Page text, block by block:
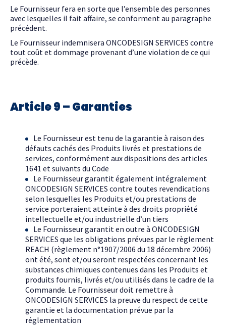
Le Fournisseur fera en sorte que l’ensemble des personnes
avec lesquelles il fait affaire, se conforment au paragraphe
précédent.
Le Fournisseur indemnisera ONCODESIGN SERVICES contre
tout coût et dommage provenant d’une violation de ce qui
précède.
Article 9 – Garanties
Le Fournisseur est tenu de la garantie à raison des
défauts cachés des Produits livrés et prestations de
services, conformément aux dispositions des articles
1641 et suivants du Code
Le Fournisseur garantit également intégralement
ONCODESIGN SERVICES contre toutes revendications
selon lesquelles les Produits et/ou prestations de
service porteraient atteinte à des droits propriété
intellectuelle et/ou industrielle d’un tiers
Le Fournisseur garantit en outre à ONCODESIGN
SERVICES que les obligations prévues par le règlement
REACH (règlement n°1907/2006 du 18 décembre 2006)
ont été, sont et/ou seront respectées concernant les
substances chimiques contenues dans les Produits et
produits fournis, livrés et/ou utilisés dans le cadre de la
Commande. Le Fournisseur doit remettre à
ONCODESIGN SERVICES la preuve du respect de cette
garantie et la documentation prévue par la
réglementation